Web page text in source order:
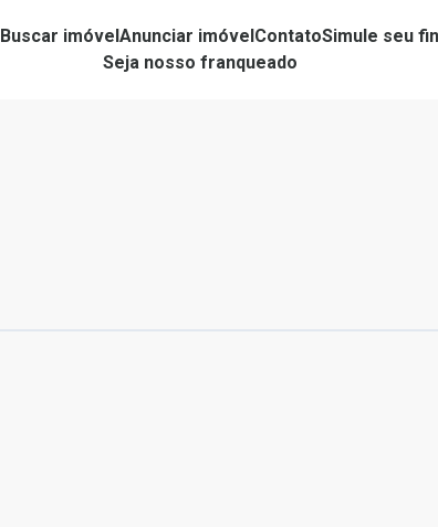
Buscar imóvelAnunciar imóvelContatoSimule seu
Seja nosso franqueado